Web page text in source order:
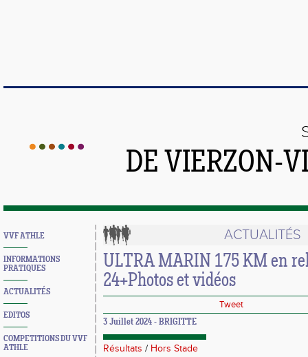
DE VIERZON-
VVF ATHLE
INFORMATIONS
PRATIQUES
ACTUALITÉS
EDITOS
COMPETITIONS DU VVF
ATHLE
ACTUALITÉS
ULTRA MARIN 175 KM en
24+Photos et vidéos
Tweet
3 Juillet 2024 - BRIGITTE
Résultats / Hors Stade